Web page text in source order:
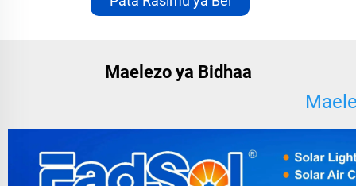
Maelezo ya Bidhaa